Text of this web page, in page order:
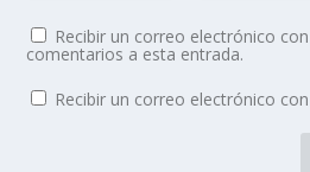
Recibir un correo electrónico
comentarios a esta entrada.
Recibir un correo electrónico